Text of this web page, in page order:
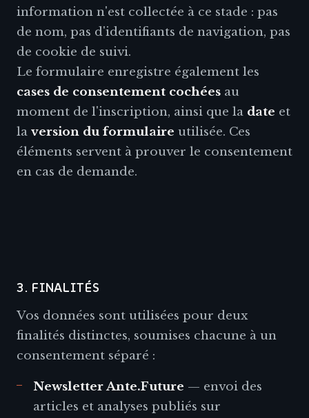
information n'est collectée à ce stade : pas
de nom, pas d'identifiants de navigation, pas
de cookie de suivi.
Le formulaire enregistre également les
cases de consentement cochées au
moment de l'inscription, ainsi que la date et
la version du formulaire utilisée. Ces
éléments servent à prouver le consentement
en cas de demande.
3. FINALITÉS
Vos données sont utilisées pour deux
finalités distinctes, soumises chacune à un
consentement séparé :
Newsletter Ante.Future — envoi des
articles et analyses publiés sur